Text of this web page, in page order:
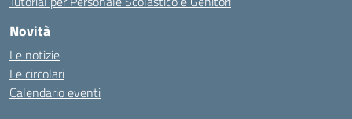
Novità
Le notizie
Le circolari
Calendario eventi